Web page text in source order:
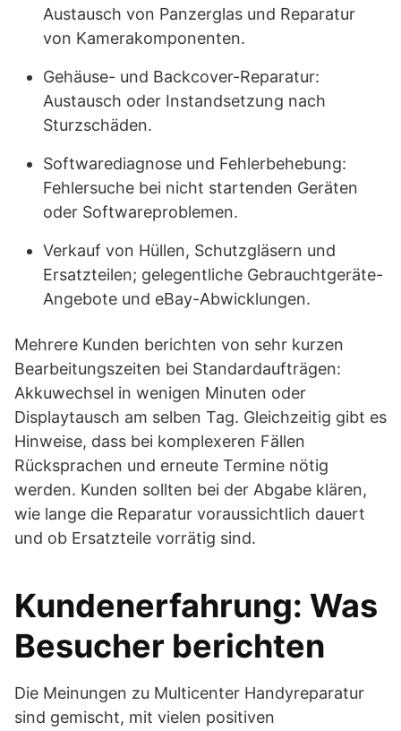
Austausch von Panzerglas und Reparatur
von Kamerakomponenten.
Gehäuse- und Backcover-Reparatur:
Austausch oder Instandsetzung nach
Sturzschäden.
Softwarediagnose und Fehlerbehebung:
Fehlersuche bei nicht startenden Geräten
oder Softwareproblemen.
Verkauf von Hüllen, Schutzgläsern und
Ersatzteilen; gelegentliche Gebrauchtgeräte-
Angebote und eBay-Abwicklungen.
Mehrere Kunden berichten von sehr kurzen
Bearbeitungszeiten bei Standardaufträgen:
Akkuwechsel in wenigen Minuten oder
Displaytausch am selben Tag. Gleichzeitig gibt es
Hinweise, dass bei komplexeren Fällen
Rücksprachen und erneute Termine nötig
werden. Kunden sollten bei der Abgabe klären,
wie lange die Reparatur voraussichtlich dauert
und ob Ersatzteile vorrätig sind.
Kundenerfahrung: Was
Besucher berichten
Die Meinungen zu Multicenter Handyreparatur
sind gemischt, mit vielen positiven